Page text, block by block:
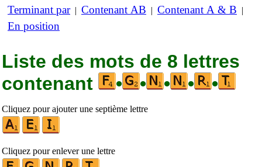
Terminant par| Contenant AB | Contenant A & B |
En position
Liste des mots de 8 lettres
contenant
• • • • •
Cliquez pour ajouter une septième lettre
Cliquez pour enlever une lettre